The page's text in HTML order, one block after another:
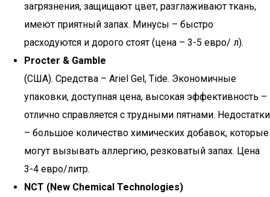
загрязнения, защищают цвет, разглаживают ткань,
имеют приятный запах. Минусы – быстро
расходуются и дорого стоят (цена – 3-5 евро/ л).
Procter & Gamble
(США). Средства – Ariel Gel, Tide. Экономичные
упаковки, доступная цена, высокая эффективность –
отлично справляется с трудными пятнами. Недостатки
– большое количество химических добавок, которые
могут вызывать аллергию, резковатый запах. Цена
3-4 евро/литр.
NCT (New Chemical Technologies)